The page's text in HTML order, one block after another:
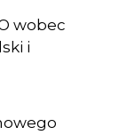
wobec
i